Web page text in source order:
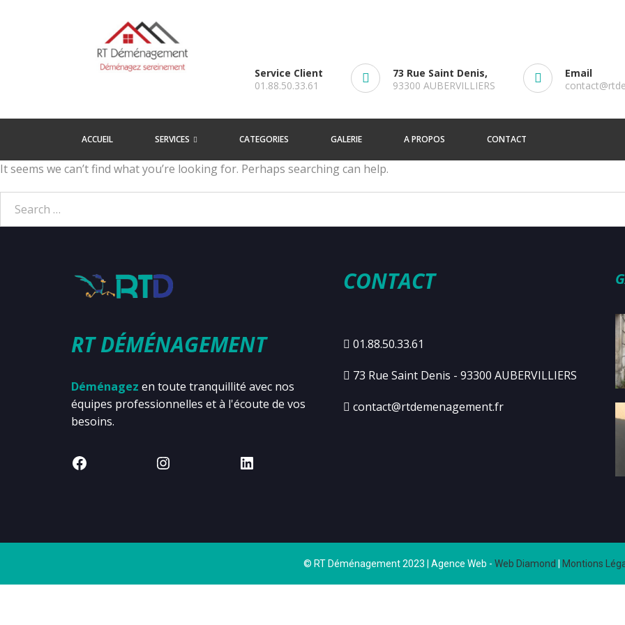
Service Client
01.88.50.33.61
73 Rue Saint Denis,
93300 AUBERVILLIERS
Email
ACCUEIL SERVICES CATEGORIES GALERIE A PROPOS CONTACT
It seems we can’t find what you’re looking for. Perhaps searching can help.
RT DÉMÉNAGEMENT
Déménagez en toute tranquillité avec nos
équipes professionnelles et à l'écoute de vos
besoins.
CONTACT
01.88.50.33.61
73 Rue Saint Denis - 93300 AUBERVILLIERS
contact@rtdemenagement.fr
© RT Déménagement 2023 | Agence Web - Web Diamond Montions